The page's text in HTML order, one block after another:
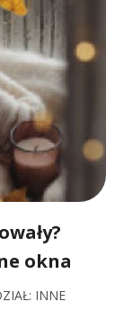
okna
INNE